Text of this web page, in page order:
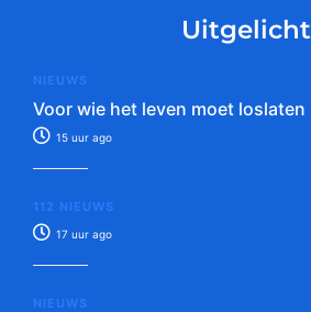
Uitgelicht
NIEUWS
Voor wie het leven moet loslaten
15 uur ago
112 NIEUWS
17 uur ago
NIEUWS